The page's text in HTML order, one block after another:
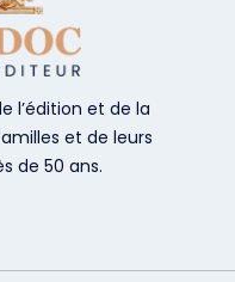
l’édition et de la
et de leurs
de 50 ans.